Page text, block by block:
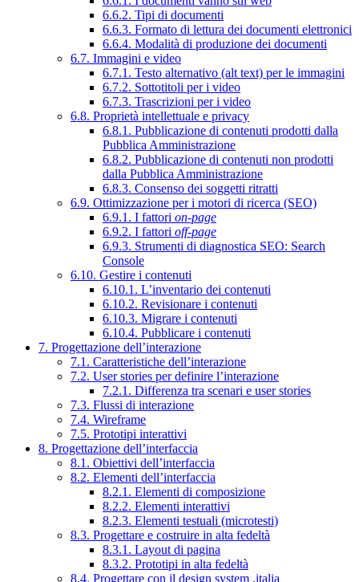
6.6.2. Tipi di documenti
6.6.3. Formato di lettura dei documenti elettronici
6.6.4. Modalità di produzione dei documenti
6.7. Immagini e video
6.7.1. Testo alternativo (alt text) per le immagini
6.7.2. Sottotitoli per i video
6.7.3. Trascrizioni per i video
6.8. Proprietà intellettuale e privacy
6.8.1. Pubblicazione di contenuti prodotti dalla
Pubblica Amministrazione
6.8.2. Pubblicazione di contenuti non prodotti
dalla Pubblica Amministrazione
6.8.3. Consenso dei soggetti ritratti
6.9. Ottimizzazione per i motori di ricerca (SEO)
6.9.1. I fattori on-page
6.9.2. I fattori off-page
6.9.3. Strumenti di diagnostica SEO: Search
Console
6.10. Gestire i contenuti
6.10.1. L’inventario dei contenuti
6.10.2. Revisionare i contenuti
6.10.3. Migrare i contenuti
6.10.4. Pubblicare i contenuti
7. Progettazione dell’interazione
7.1. Caratteristiche dell’interazione
7.2. User stories per definire l’interazione
7.2.1. Differenza tra scenari e user stories
7.3. Flussi di interazione
7.4. Wireframe
7.5. Prototipi interattivi
8. Progettazione dell’interfaccia
8.1. Obiettivi dell’interfaccia
8.2. Elementi dell’interfaccia
8.2.1. Elementi di composizione
8.2.2. Elementi interattivi
8.2.3. Elementi testuali (microtesti)
8.3. Progettare e costruire in alta fedeltà
8.3.1. Layout di pagina
8.3.2. Prototipi in alta fedeltà
8.4. Progettare con il design system .italia